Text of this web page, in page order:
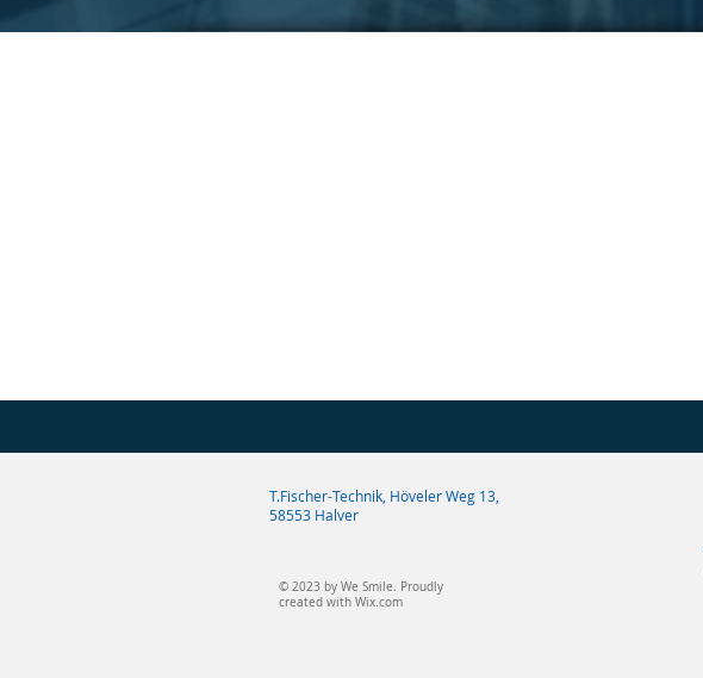
T.Fischer-Technik, Höveler Weg 13,
58553 Halver
© 2023 by We Smile. Proudly
created with Wix.com